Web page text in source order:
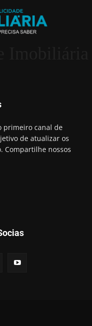
primeiro canal de
de atualizar os
Compartilhe nossos